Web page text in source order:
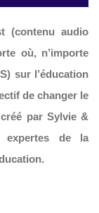
(contenu audio
où, n’importe
) sur l’éducation
de changer le
par Sylvie &
expertes de la